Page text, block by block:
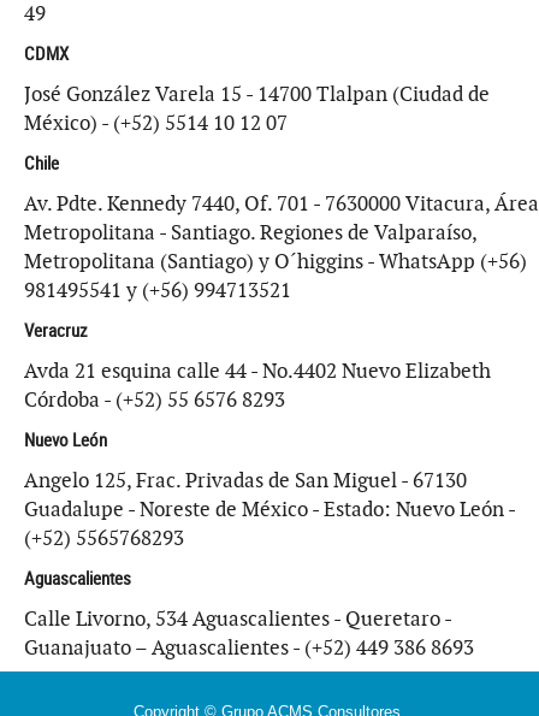
49
CDMX
José González Varela 15 - 14700 Tlalpan (Ciudad de
México) - (+52) 5514 10 12 07
Chile
Av. Pdte. Kennedy 7440, Of. 701 - 7630000 Vitacura, Área
Metropolitana - Santiago. Regiones de Valparaíso,
Metropolitana (Santiago) y O´higgins - WhatsApp (+56)
981495541 y (+56) 994713521
Veracruz
Avda 21 esquina calle 44 - No.4402 Nuevo Elizabeth
Córdoba - (+52) 55 6576 8293
Nuevo León
Angelo 125, Frac. Privadas de San Miguel - 67130
Guadalupe - Noreste de México - Estado: Nuevo León -
(+52) 5565768293
Aguascalientes
Calle Livorno, 534 Aguascalientes - Queretaro -
Guanajuato – Aguascalientes - (+52) 449 386 8693
Copyright © Grupo ACMS Consultores.